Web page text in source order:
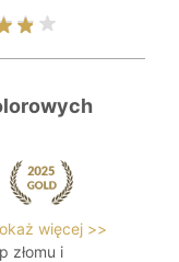
więcej >>
złomu i